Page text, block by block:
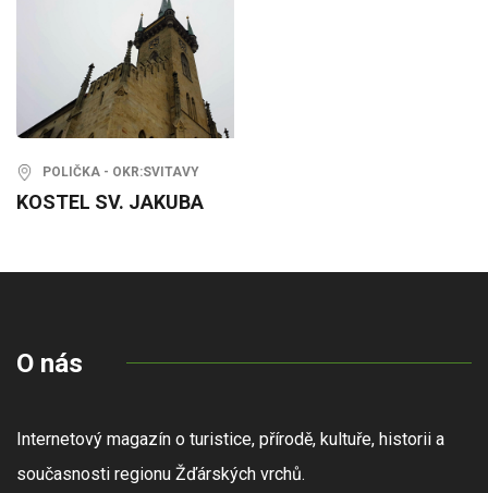
POLIČKA - OKR:SVITAVY
KOSTEL SV. JAKUBA
O nás
Internetový magazín o turistice, přírodě, kultuře, historii a
současnosti regionu Žďárských vrchů.